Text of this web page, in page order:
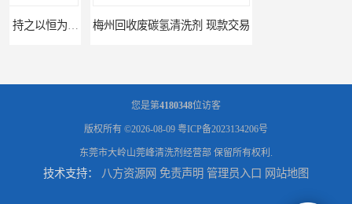
梅州回收废碳氢清洗剂 现款交易
您是第4180348位访客
版权所有 ©2026-08-09 粤ICP备2023134206号
东莞市大岭山莞峰清洗剂经营部 保留所有权利.
技术支持： 八方资源网 免责声明 管理员入口 网站地图